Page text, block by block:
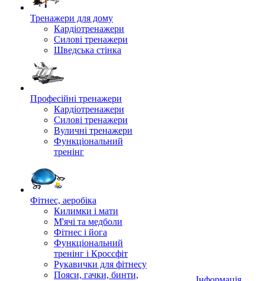
Тренажери для дому
Кардіотренажери
Силові тренажери
Шведська стінка
Професійні тренажери
Кардіотренажери
Силові тренажери
Вуличні тренажери
Функціональний
тренінг
Фітнес, аеробіка
Килимки і мати
М'ячі та медболи
Фітнес і йога
Функціональний
тренінг і Кроссфіт
Рукавички для фітнесу
Пояси, гачки, бинти,